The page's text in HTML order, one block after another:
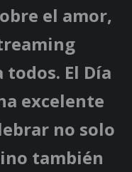
el amor,
El Día
excelente
no solo
también